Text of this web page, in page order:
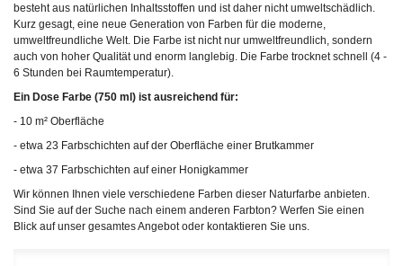
besteht aus natürlichen Inhaltsstoffen und ist daher nicht umweltschädlich.
Kurz gesagt, eine neue Generation von Farben für die moderne,
umweltfreundliche Welt. Die Farbe ist nicht nur umweltfreundlich, sondern
auch von hoher Qualität und enorm langlebig. Die Farbe trocknet schnell (4 -
6 Stunden bei Raumtemperatur).
Ein Dose Farbe (750 ml) ist ausreichend für:
- 10 m² Oberfläche
- etwa 23 Farbschichten auf der Oberfläche einer Brutkammer
- etwa 37 Farbschichten auf einer Honigkammer
Wir können Ihnen viele verschiedene Farben dieser Naturfarbe anbieten.
Sind Sie auf der Suche nach einem anderen Farbton? Werfen Sie einen
Blick auf unser gesamtes Angebot oder kontaktieren Sie uns.